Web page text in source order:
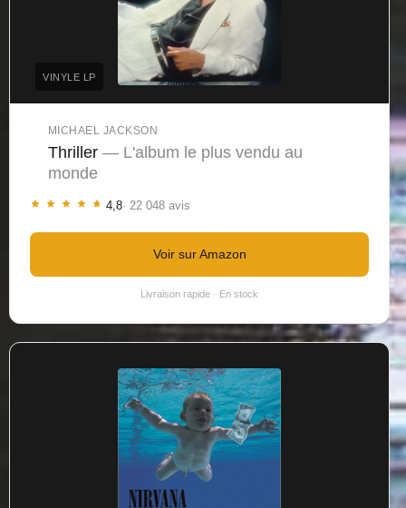
VINYLE LP
MICHAEL JACKSON
Thriller — L'album le plus vendu au
monde
4,8· 22 048 avis
Voir sur Amazon
Livraison rapide · En stock